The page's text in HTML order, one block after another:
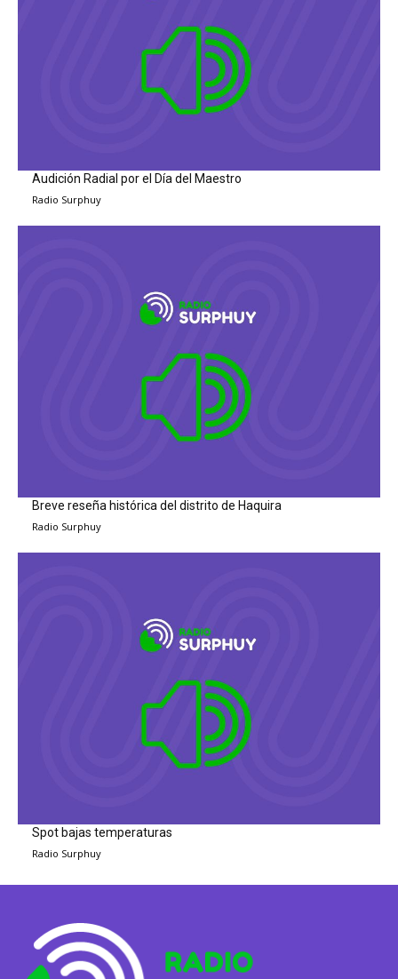
Audición Radial por el Día del Maestro
Radio Surphuy
Breve reseña histórica del distrito de Haquira
Radio Surphuy
Spot bajas temperaturas
Radio Surphuy